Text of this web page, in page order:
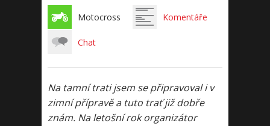
Motocross Komentáře
Chat
Na tamní trati jsem se připravoval i v
zimní přípravě a tuto trať již dobře
znám. Na letošní rok organizátor